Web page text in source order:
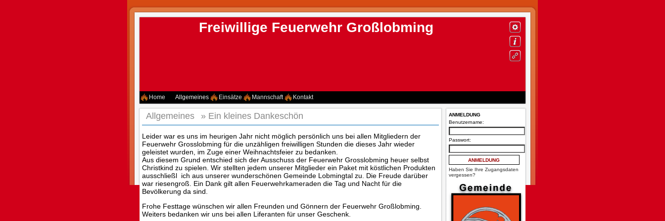
Freiwillige Feuerwehr Großlobming
Home Allgemeines Einsätze Mannschaft Kontakt
Allgemeines » Ein kleines Dankeschön
Leider war es uns im heurigen Jahr nicht möglich persönlich uns bei allen Mitgliedern der
Feuerwehr Grosslobming für die unzähligen freiwilligen Stunden die dieses Jahr wieder
geleistet wurden, im Zuge einer Weihnachtsfeier zu bedanken.
Aus diesem Grund entschied sich der Ausschuss der Feuerwehr Grosslobming heuer selbst
Christkind zu spielen. Wir stellten jedem unserer Mitglieder ein Paket mit köstlichen Produkten
ausschließl ich aus unserer wunderschönen Gemeinde Lobmingtal zu. Die Freude darüber
war riesengroß. Ein Dank gilt allen Feuerwehrkameraden die Tag und Nacht für die
Bevölkerung da sind.
Frohe Festtage wünschen wir allen Freunden und Gönnern der Feuerwehr Großlobming.
Weiters bedanken wir uns bei allen Liferanten für unser Geschenk.
ANMELDUNG
Benutzername:
Passwort:
Haben Sie Ihre Zugangsdaten
vergessen?